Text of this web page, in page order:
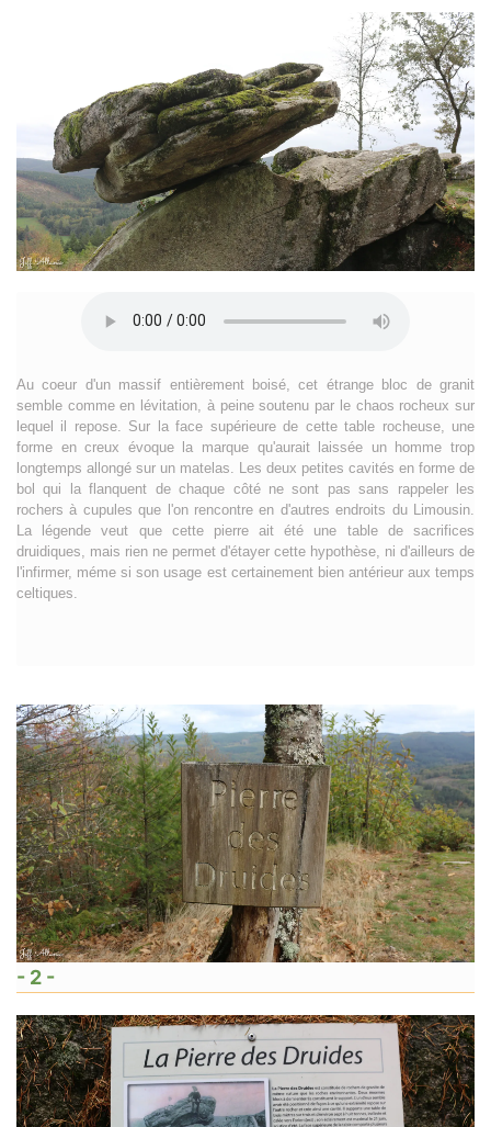
Au coeur d'un massif entièrement boisé, cet étrange bloc de granit
semble comme en lévitation, à peine soutenu par le chaos rocheux sur
lequel il repose. Sur la face supérieure de cette table rocheuse, une
forme en creux évoque la marque qu'aurait laissée un homme trop
longtemps allongé sur un matelas. Les deux petites cavités en forme de
bol qui la flanquent de chaque côté ne sont pas sans rappeler les
rochers à cupules que l'on rencontre en d'autres endroits du Limousin.
La légende veut que cette pierre ait été une table de sacrifices
druidiques, mais rien ne permet d'étayer cette hypothèse, ni d'ailleurs de
l'infirmer, méme si son usage est certainement bien antérieur aux temps
celtiques.
- 2 -